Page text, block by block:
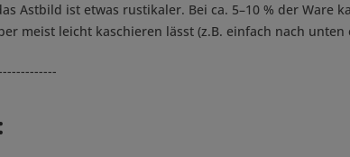
Astbild ist etwas rustikaler. Bei ca. 5–10 % der Ware
meist leicht kaschieren lässt (z.B. einfach nach unten